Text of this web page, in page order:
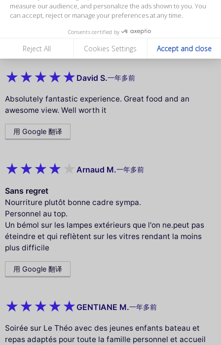
measure our audience, and personalize the ads shown to you. You
can accept, reject or manage your preferences at any time.
Consents certified by
Reject All Cookies Settings Accept and close
The food was great, came out with great timing for the
views as well. Staff were very good as well
David S.一年多前
Absolutely fantastic experience. Great food and an
awesome view. Well worth it
用 Google 翻译
Arnaud M.一年多前
Sans regret
Nourriture plutôt bonne cadre sympa.
Personnel au top.
Un bémol sur les lampes extérieurs que l'on ne.peut pas
éteindre et qui reflètent sur les vitres rendant la moins
plus difficile
用 Google 翻译
GENTIANE M.一年多前
Soirée sur Le Théo avec des jeunes enfants bateau et
repas adaptés pour toute la famille personnel et accueil